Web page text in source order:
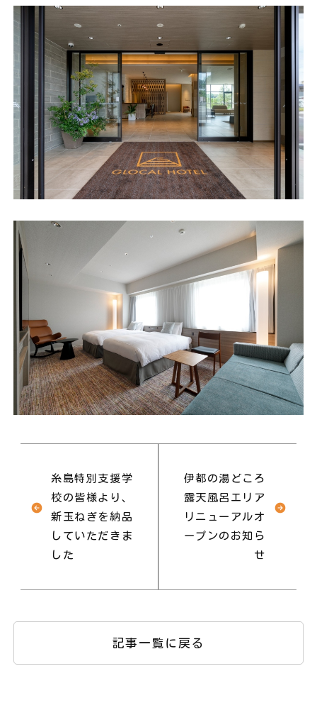
糸島特別支援学
校の皆様より、
新玉ねぎを納品
していただきま
した
伊都の湯どころ
露天風呂エリア
リニューアルオ
ープンのお知ら
せ
記事一覧に戻る